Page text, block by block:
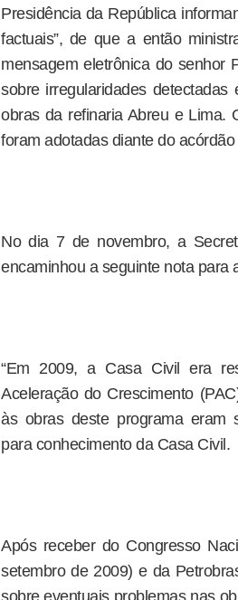
Presidência da República
factuais”, de que a então
mensagem eletrônica do senhor
sobre irregularidades
obras da refinaria Abreu e Lima.
foram adotadas diante do
No dia 7 de novembro, a
encaminhou a seguinte nota para
“Em 2009, a Casa Civil era
Aceleração do Crescimento
às obras deste programa eram
para conhecimento da Casa Civil.
Após receber do Congresso
setembro de 2009) e da
sobre eventuais problemas nas